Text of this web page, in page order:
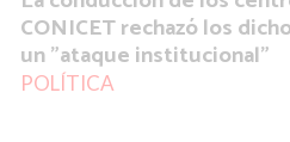
CONICET rechazó los
un "ataque institucional"
POLÍTICA